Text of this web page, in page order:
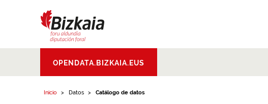
Aldundia.Diputacion
Foral de Bizkaia
OPENDATA.BIZKAIA.EUS
Inicio Datos Catálogo de datos